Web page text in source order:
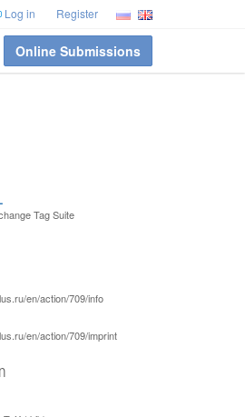
Log in Register
Online Submissions
Tag Suite
en/action/709/info
en/action/709/imprint